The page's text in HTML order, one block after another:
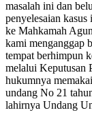
masalah ini dan
penyelesaian
ke Mahkamah
kami menganggap
tempat berhimpun
melalui Keputusan
hukumnya
undang No 21
lahirnya Undang